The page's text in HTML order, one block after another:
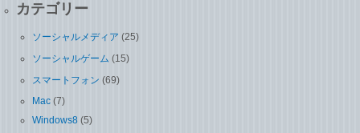
カテゴリー
ソーシャルメディア (25)
ソーシャルゲーム (15)
スマートフォン (69)
Mac (7)
Windows8 (5)